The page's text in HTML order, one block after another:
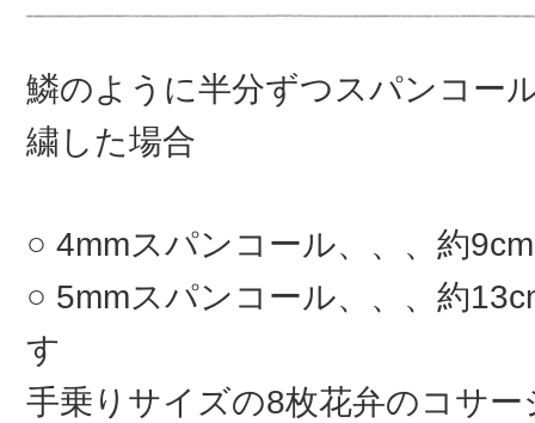
鱗のように半分ずつスパンコー
繍した場合
4mmスパンコール、、、約
5mmスパンコール、、、約
す
手乗りサイズの8枚花弁のコサ